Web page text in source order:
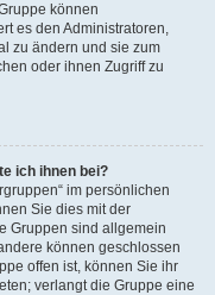
können
es den Administratoren,
zu ändern und sie zum
oder ihnen Zugriff zu
ich ihnen bei?
im persönlichen
Sie dies mit der
Gruppen sind allgemein
können geschlossen
offen ist, können Sie ihr
verlangt die Gruppe eine